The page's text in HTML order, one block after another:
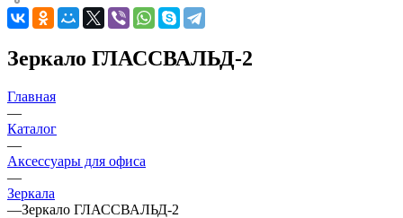
Зеркало ГЛАССВАЛЬД-2
Главная
—
Каталог
—
Аксессуары для офиса
—
Зеркала
—Зеркало ГЛАССВАЛЬД-2